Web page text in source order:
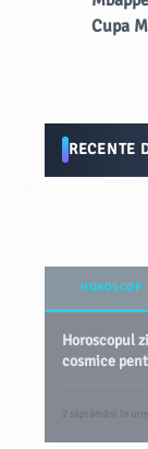
Cupa
RECENTE
HOROSCOP
Horoscopul
cosmice
2 săptămâni în